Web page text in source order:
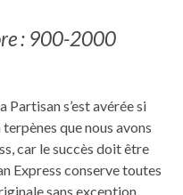
: 900-2000
Partisan s’est avérée si
que nous avons
car le succès doit être
Express conserve toutes
sans exception,